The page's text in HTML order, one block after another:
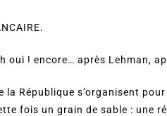
oui ! encore… après Lehman,
République s’organisent
fois un grain de sable : une